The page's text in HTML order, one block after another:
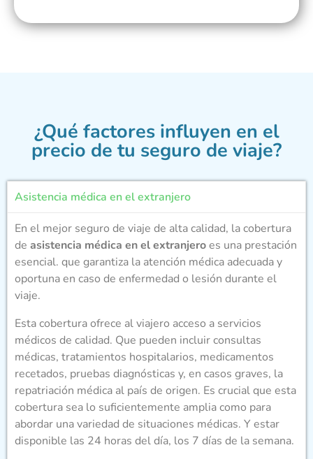
¿Qué factores influyen en el
precio de tu seguro de viaje?
Asistencia médica en el extranjero
En el mejor seguro de viaje de alta calidad, la cobertura
de asistencia médica en el extranjeroes una prestación
esencial. que garantiza la atención médica adecuada y
oportuna en caso de enfermedad o lesión durante el
viaje.
Esta cobertura ofrece al viajero acceso a servicios
médicos de calidad. Que pueden incluir consultas
médicas, tratamientos hospitalarios, medicamentos
recetados, pruebas diagnósticas y, en casos graves, la
repatriación médica al país de origen. Es crucial que esta
cobertura sea lo suficientemente amplia como para
abordar una variedad de situaciones médicas. Y estar
disponible las 24 horas del día, los 7 días de la semana.